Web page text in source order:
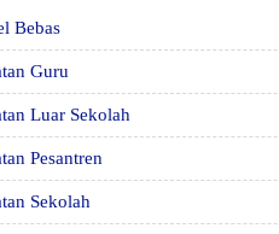
Bebas
Guru
Luar Sekolah
Pesantren
Sekolah